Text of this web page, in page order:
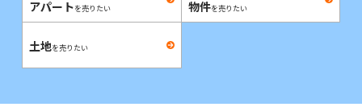
アパートを売りたい
物件を売りたい
土地を売りたい